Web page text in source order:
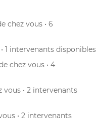
chez vous • 6
1 intervenants disponibles
chez vous • 4
vous • 2 intervenants
• 2 intervenants